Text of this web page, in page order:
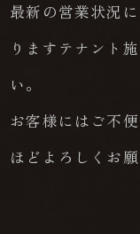
最新の営業状況
りますテナント
い。
お客様にはご不
ほどよろしくお